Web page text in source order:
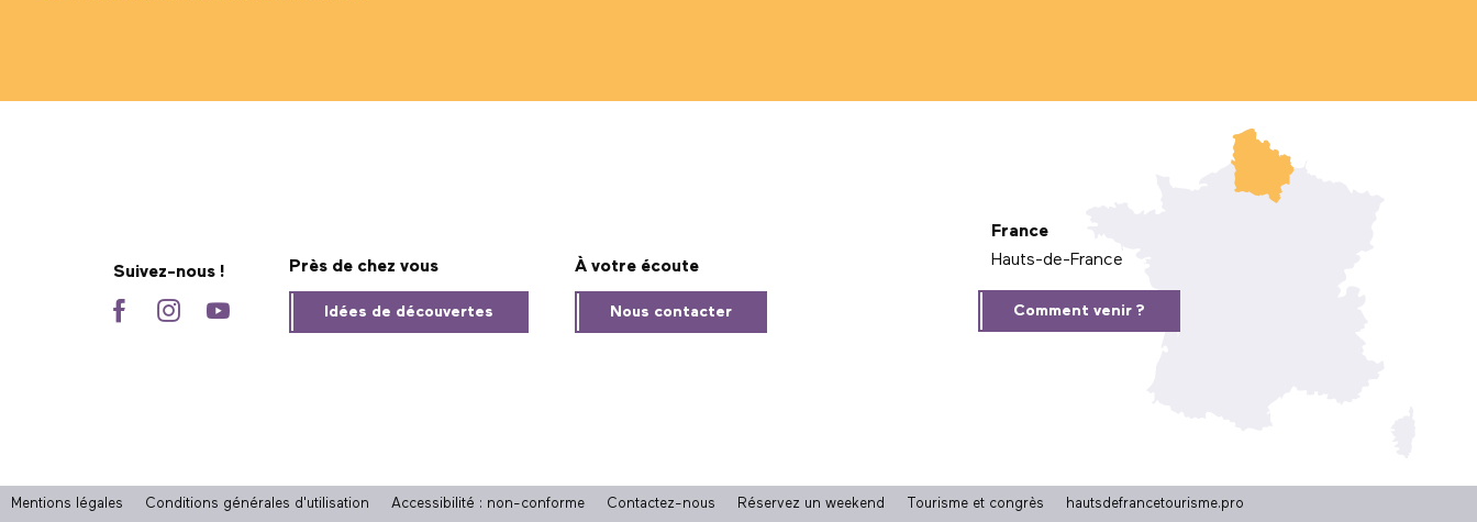
Suivez-nous ! Près de chez vous
Idées de découvertes
À votre écoute
Nous contacter
France
Hauts-de-France
Comment venir ?
Mentions légales Conditions générales d'utilisation Accessibilité : non-conforme Contactez-nous Réservez un weekend Tourisme et congrès hautsdefrancetourisme.pro